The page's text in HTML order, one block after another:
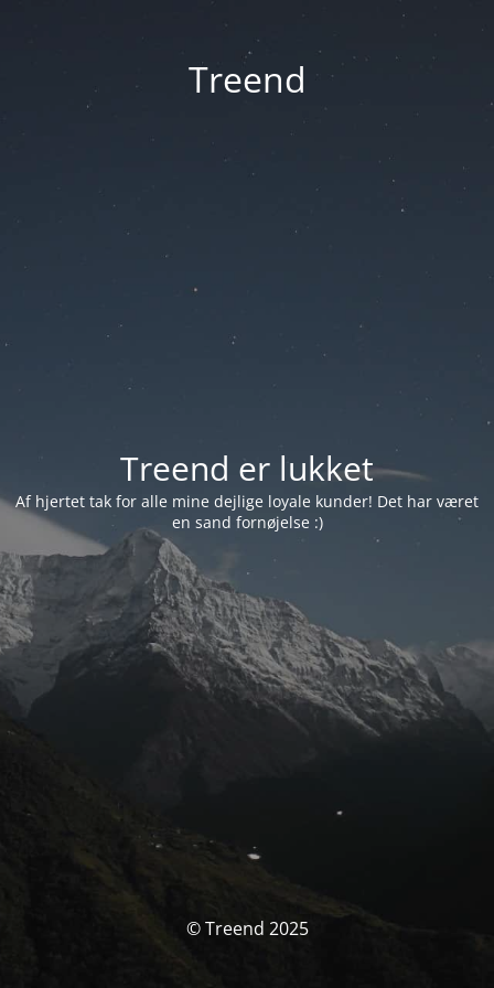
Treend
Treend er lukket
Af hjertet tak for alle mine dejlige loyale kunder! Det har været
en sand fornøjelse :)
© Treend 2025